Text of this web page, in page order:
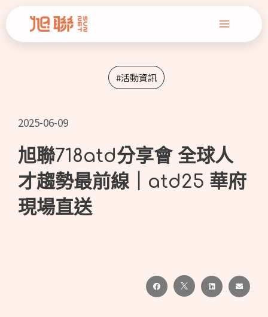
至
Main
Menu
#活動資訊
2025-06-09
旭聯718atd分享會 全球人
才趨勢最前線｜atd25 華府
現場直送